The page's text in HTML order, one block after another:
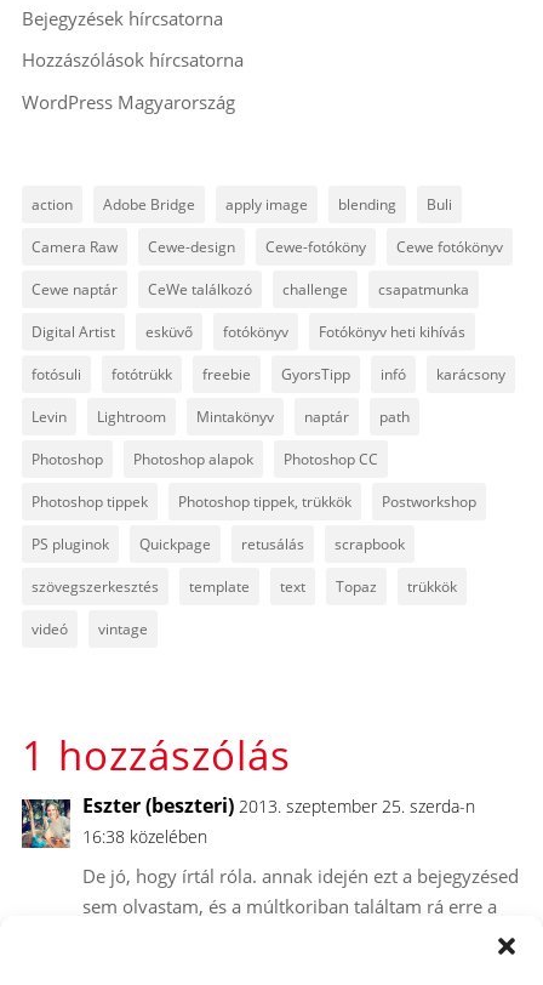
Bejegyzések hírcsatorna
Hozzászólások hírcsatorna
WordPress Magyarország
action Adobe Bridge apply image blending Buli
Camera Raw Cewe-design Cewe-fotóköny Cewe fotókönyv
Cewe naptár CeWe találkozó challenge csapatmunka
Digital Artist esküvő fotókönyv Fotókönyv heti kihívás
fotósuli fotótrükk freebie GyorsTipp infó karácsony
Levin Lightroom Mintakönyv naptár path
Photoshop Photoshop alapok Photoshop CC
Photoshop tippek Photoshop tippek, trükkök Postworkshop
PS pluginok Quickpage retusálás scrapbook
szövegszerkesztés template text Topaz trükkök
videó vintage
1 hozzászólás
Eszter (beszteri) 2013. szeptember 25. szerda-n
16:38 közelében
De jó, hogy írtál róla. annak idején ezt a bejegyzésed
sem olvastam, és a múltkoriban találtam rá erre a